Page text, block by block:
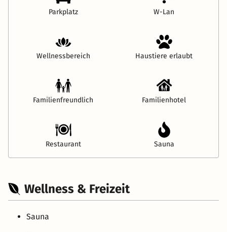
Parkplatz W-Lan
Wellnessbereich Haustiere erlaubt
Familienfreundlich Familienhotel
Restaurant Sauna
Wellness & Freizeit
Sauna